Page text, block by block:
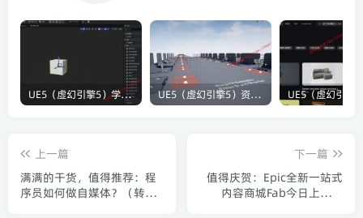
UE5（虚幻引擎5）学习笔记：碰撞知识要点 UE5（虚幻引擎5）资源：Bullet VFX Pack 子弹视觉特效包
上一篇
满满的干货，值得推荐：程
序员如何做自媒体？（转
下一篇
值得庆贺：Epic全新一站式
内容商城Fab今日上线！